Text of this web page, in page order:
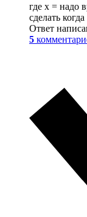
где x = надо
сделать
Ответ
5